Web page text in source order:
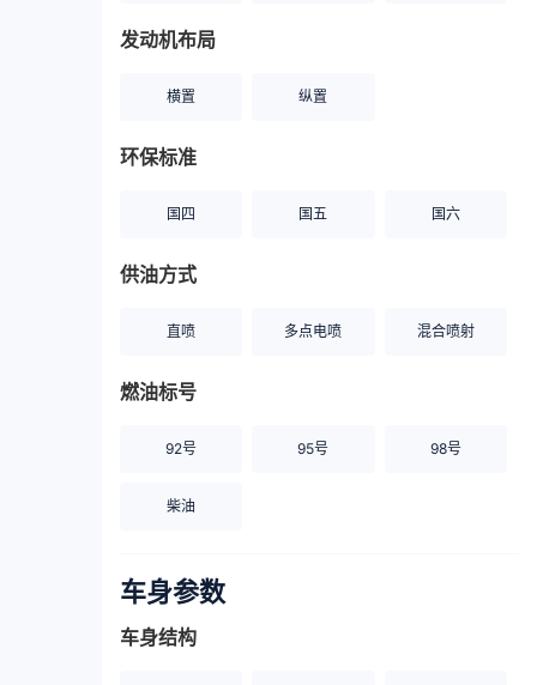
发动机布局
横置 纵置
环保标准
国四 国五 国六
供油方式
直喷 多点电喷 混合喷射
燃油标号
92号 95号 98号
柴油
车身参数
车身结构